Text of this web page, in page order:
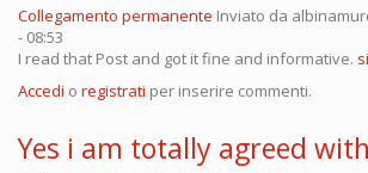
Collegamento permanente Inviato da
- 08:53
I read that Post and got it fine and informative.
Accedi o registrati per inserire commenti.
Yes i am totally agreed with